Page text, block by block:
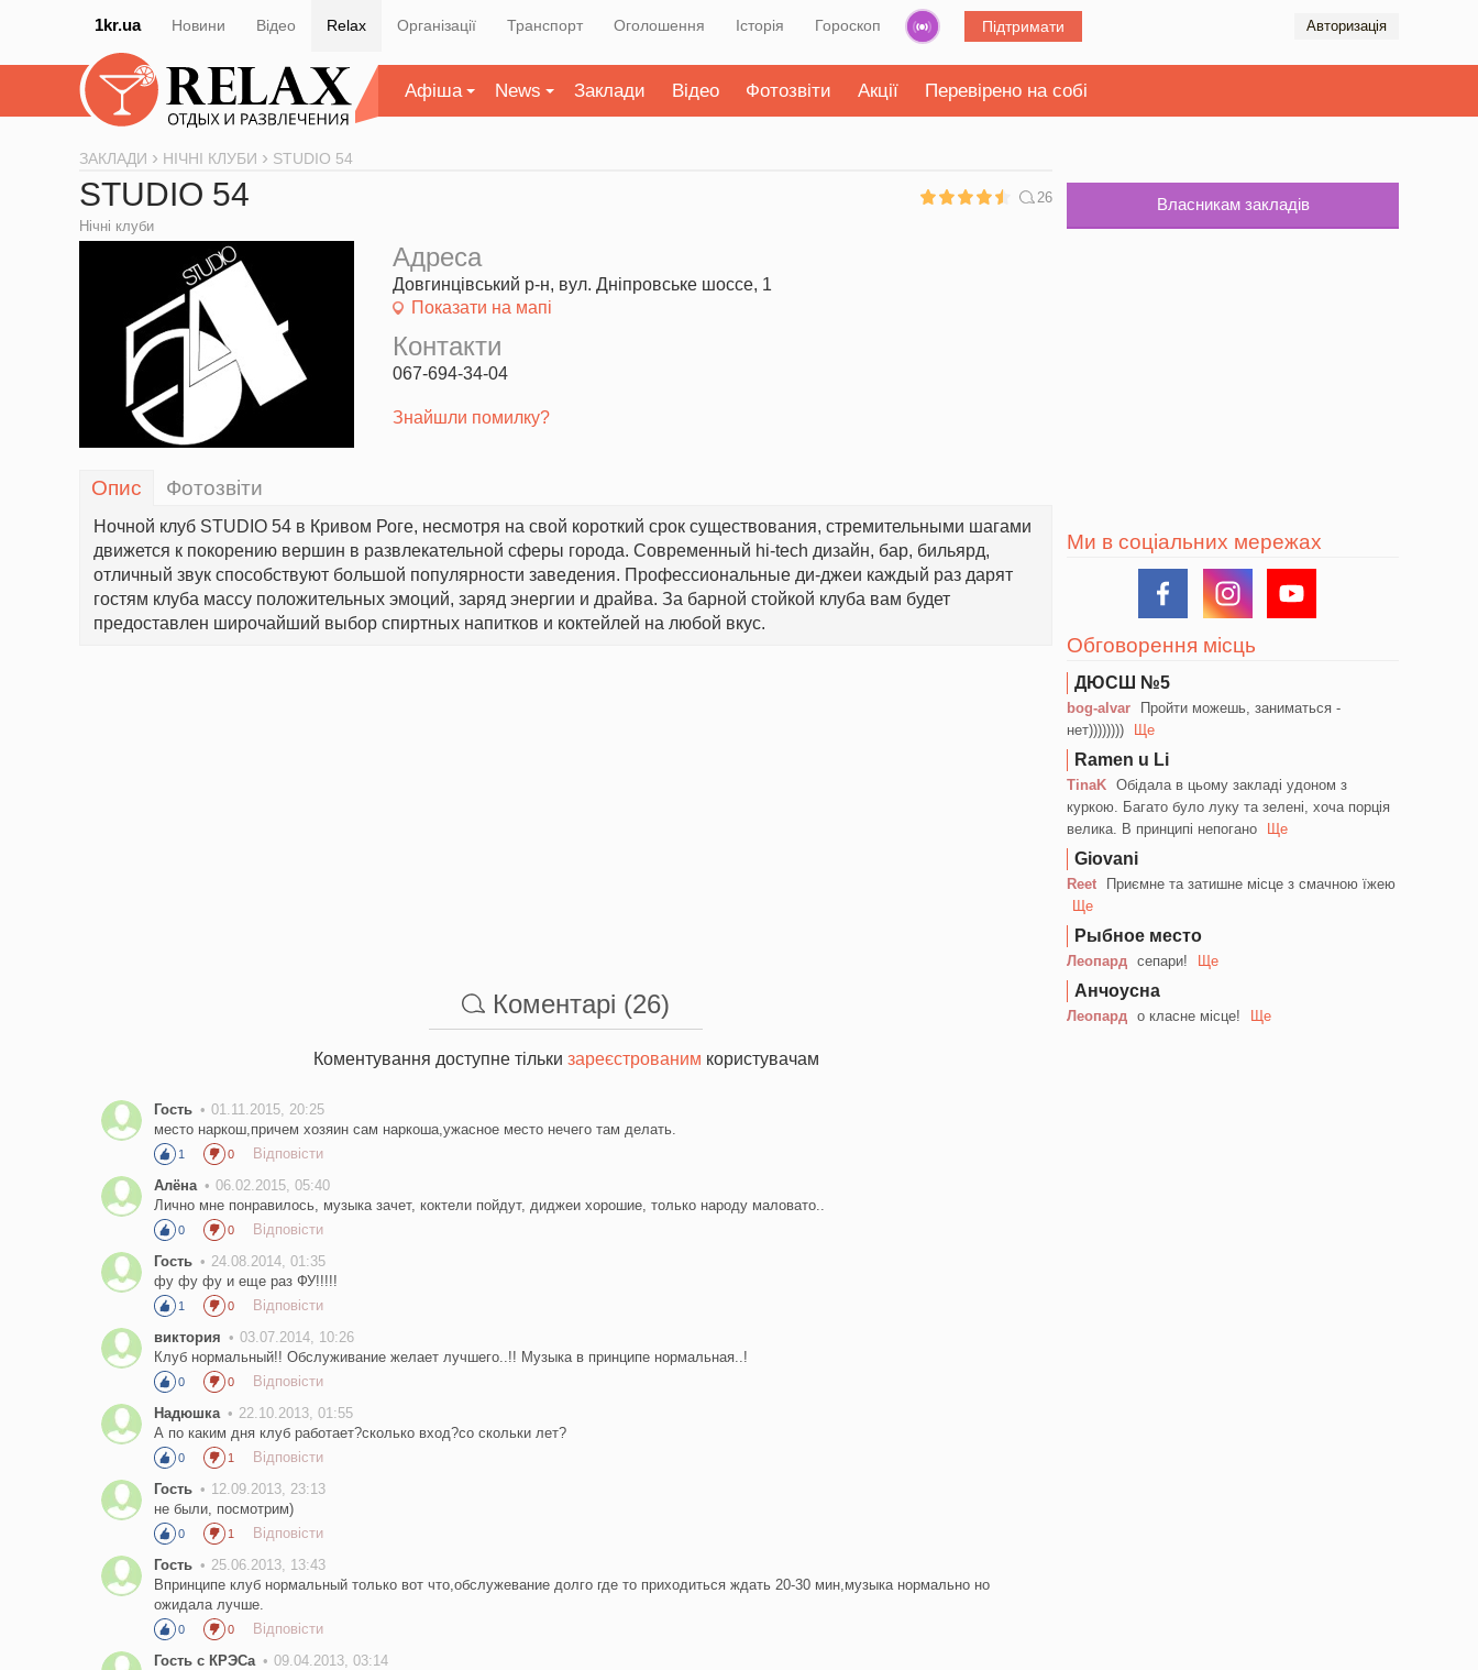
1kr.ua Новини Відео Relax Організації Транспорт Оголошення Історія Гороскоп Підтримати Авторизація
Афіша News Заклади Відео Фотозвіти Акції Перевірено на собі
ЗАКЛАДИ НІЧНІ КЛУБИ STUDIO 54
STUDIO 54
Нічні клуби
26
Адреса
Довгинцівський р-н, вул. Дніпровське шоссе, 1
Показати на мапі
Контакти
067-694-34-04
Знайшли помилку?
Опис Фотозвіти
Ночной клуб STUDIO 54 в Кривом Роге, несмотря на свой короткий срок существования, стремительными шагами
движется к покорению вершин в развлекательной сферы города. Современный hi-tech дизайн, бар, бильярд,
отличный звук способствуют большой популярности заведения. Профессиональные ди-джеи каждый раз дарят
гостям клуба массу положительных эмоций, заряд энергии и драйва. За барной стойкой клуба вам будет
предоставлен широчайший выбор спиртных напитков и коктейлей на любой вкус.
Коментарі (26)
Коментування доступне тільки зареєстрованим користувачам
Гость
01.11.2015, 20:25
место наркош,причем хозяин сам наркоша,ужасное место нечего там делать.
1 0
Відповісти
Алёна
06.02.2015, 05:40
Лично мне понравилось, музыка зачет, коктели пойдут, диджеи хорошие, только народу маловато..
0 0
Відповісти
Гость
24.08.2014, 01:35
фу фу фу и еще раз ФУ!!!!!
1 0
Відповісти
виктория
03.07.2014, 10:26
Клуб нормальный!! Обслуживание желает лучшего..!! Музыка в принципе нормальная..!
0 0
Відповісти
Надюшка
22.10.2013, 01:55
А по каким дня клуб работает?сколько вход?со скольки лет?
0 1
Відповісти
Гость
12.09.2013, 23:13
не были, посмотрим)
0 1
Відповісти
Гость
25.06.2013, 13:43
Впринципе клуб нормальный только вот что,обслужевание долго где то приходиться ждать 20-30 мин,музыка нормально но
ожидала лучше.
0 0
Відповісти
Гость с КРЭСа
09.04.2013, 03:14
Власникам закладів
Ми в соціальних мережах
Обговорення місць
ДЮСШ №5
bog-alvar
Пройти можешь, заниматься -
нет))))))))
Ще
Ramen u Li
TinaK Обідала в цьому закладі удоном з
куркою. Багато було луку та зелені, хоча порція
велика. В принципі непогано
Ще
Giovani
Reet
Приємне та затишне місце з смачною їжею
Ще
Рыбное место
Леопард сепари! Ще
Анчоусна
Леопард о класне місце! Ще